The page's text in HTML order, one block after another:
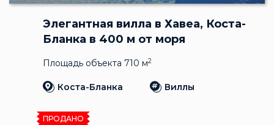
Элегантная вилла в Хавеа, Коста-
Бланка в 400 м от моря
Площадь объекта 710 м2
Коста-Бланка Виллы
ПРОДАНО